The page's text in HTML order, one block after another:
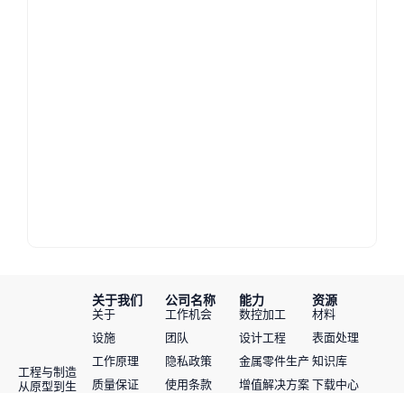
工程与制造
从原型到生
关于我们
关于
设施
工作原理
质量保证
公司名称
工作机会
团队
隐私政策
使用条款
能力
数控加工
设计工程
金属零件生产
增值解决方案
资源
材料
表面处理
知识库
下载中心